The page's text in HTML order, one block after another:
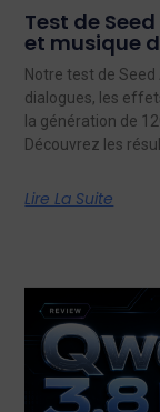
Test de
et musique
Notre test de
dialogues, les
la génération de
Découvrez les
Lire La Suite